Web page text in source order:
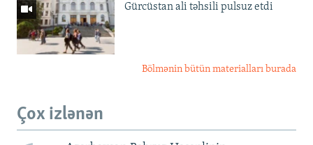
Gürcüstan ali təhsili pulsuz etdi
Bölmənin bütün materialları burada
Çox izlənən